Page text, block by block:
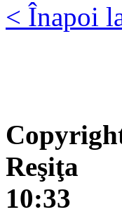
< Înapoi
Reşiţa
10:33